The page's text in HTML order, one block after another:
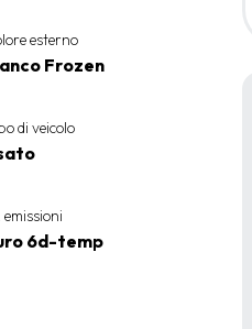
esterno
Frozen
di veicolo
emissioni
6d-temp